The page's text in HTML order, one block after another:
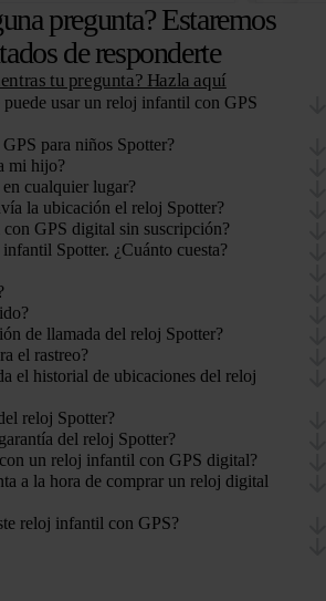
pregunta? Estaremos
de responderte
tu pregunta? Hazla aquí
usar un reloj infantil con GPS
para niños Spotter?
mi hijo?
cualquier lugar?
la ubicación el reloj Spotter?
GPS digital sin suscripción?
Spotter. ¿Cuánto cuesta?
de llamada del reloj Spotter?
el rastreo?
el historial de ubicaciones del reloj
reloj Spotter?
del reloj Spotter?
un reloj infantil con GPS digital?
a la hora de comprar un reloj digital
reloj infantil con GPS?